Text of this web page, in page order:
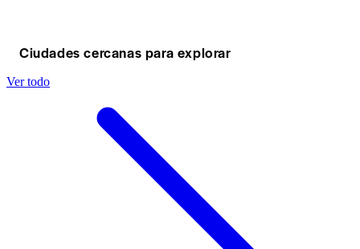
Ciudades cercanas para explorar
Ver todo